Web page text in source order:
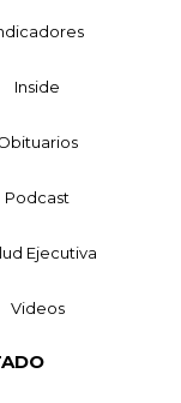
Inside
Podcast
Ejecutiva
Videos